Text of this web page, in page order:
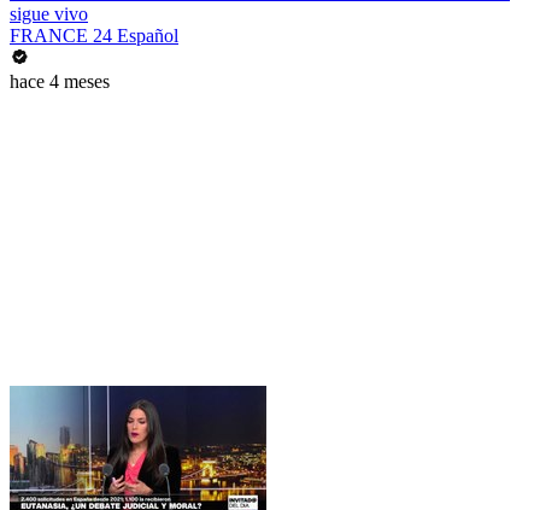
sigue vivo
FRANCE 24 Español
hace 4 meses